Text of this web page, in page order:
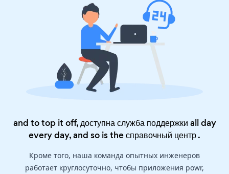
and to top it off, доступна служба поддержки all day
every day, and so is theсправочный центр.
Кроме того, наша команда опытных инженеров
работает круглосуточно, чтобы приложения powr,